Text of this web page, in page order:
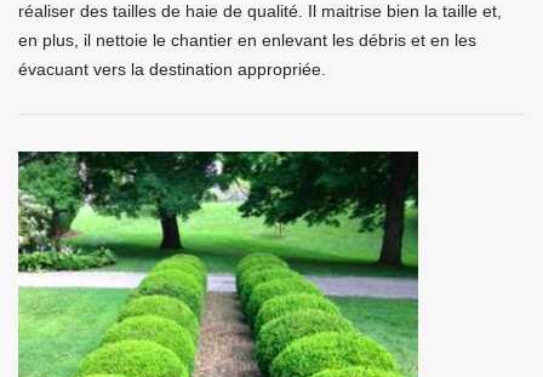
réaliser des tailles de haie de qualité. Il maitrise bien la taille et,
en plus, il nettoie le chantier en enlevant les débris et en les
évacuant vers la destination appropriée.